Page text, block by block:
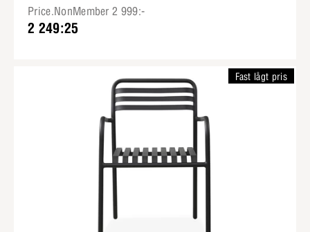
Price.NonMember 2 999:-
2 249:25
Fast lågt pris